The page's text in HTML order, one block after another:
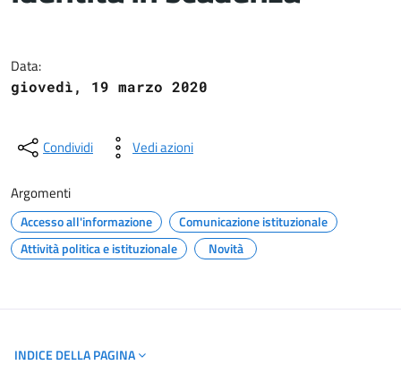
Data:
giovedì, 19 marzo 2020
Condividi Vedi azioni
Argomenti
Accesso all'informazione
Comunicazione istituzionale
Attività politica e istituzionale
Novità
INDICE DELLA PAGINA